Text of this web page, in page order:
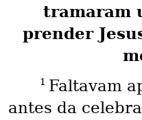
tramaram
prender
1 Faltavam
antes da